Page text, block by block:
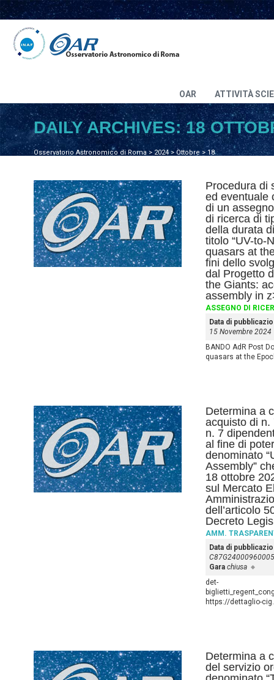
OAR ATTIVITÀ
Osservatorio Astronomico di Roma>2024>Ottobre >18
DAILY ARCHIVES:18
Procedura di
ed eventuale
di un
di ricerca di
della durata
titolo “UV-to-
quasars at
fini dello
dal Progetto
the Giants:
assembly in
ASSEGNO DI
Data di
15 Novembre 2024
BANDO AdR Post
quasars at the
Determina a
acquisto di n.
n. 7
al fine di
denominato
Assembly”
18 ottobre
sul Mercato
dell’articolo
Decreto
AMM.
Data di
C87G24000960005
Gara chiusa
det-
https://dettaglio-
Determina a
del servizio